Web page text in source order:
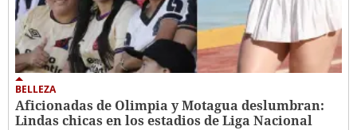
BELLEZA
Aficionadas de Olimpia y Motagua deslumbran:
Lindas chicas en los estadios de Liga Nacional